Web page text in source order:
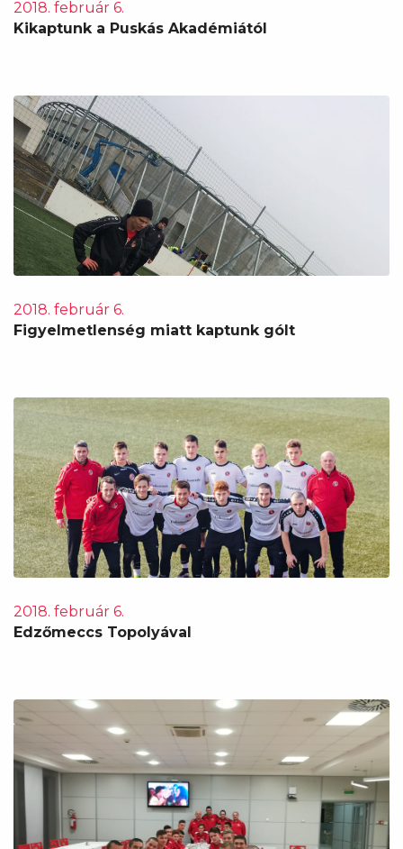
2018. február 6.
Kikaptunk a Puskás Akadémiától
2018. február 6.
Figyelmetlenség miatt kaptunk gólt
2018. február 6.
Edzőmeccs Topolyával